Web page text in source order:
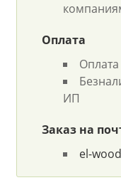
Оплата
ИП
Заказ на
el-